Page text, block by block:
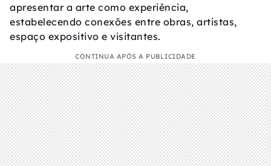
apresentar a arte como experiência,
estabelecendo conexões entre obras, artistas,
espaço expositivo e visitantes.
CONTINUA APÓS A PUBLICIDADE